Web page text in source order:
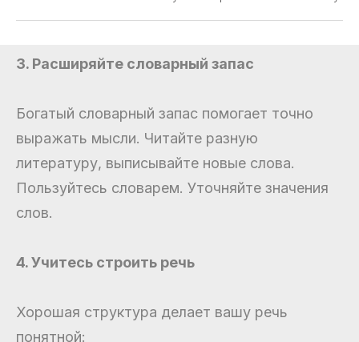
3. Расширяйте словарный запас
Богатый словарный запас помогает точно
выражать мысли. Читайте разную
литературу, выписывайте новые слова.
Пользуйтесь словарем. Уточняйте значения
слов.
4. Учитесь строить речь
Хорошая структура делает вашу речь
понятной: